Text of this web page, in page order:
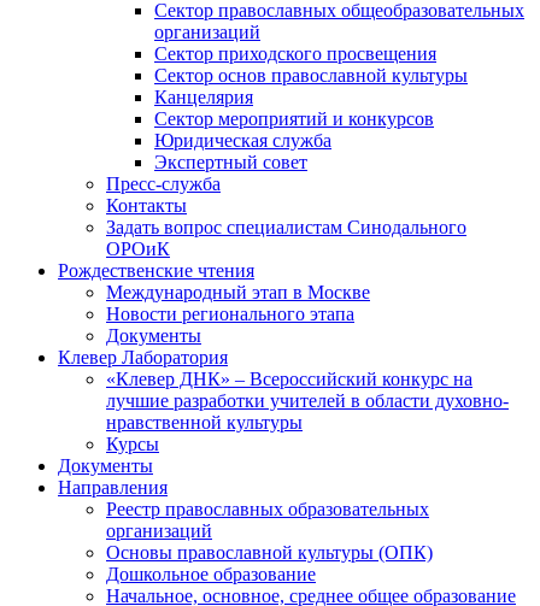
Сектор православных общеобразовательных
организаций
Сектор приходского просвещения
Сектор основ православной культуры
Канцелярия
Сектор мероприятий и конкурсов
Юридическая служба
Экспертный совет
Пресс-служба
Контакты
Задать вопрос специалистам Синодального
ОРОиК
Рождественские чтения
Международный этап в Москве
Новости регионального этапа
Документы
Клевер Лаборатория
«Клевер ДНК» – Всероссийский конкурс на
лучшие разработки учителей в области духовно-
нравственной культуры
Курсы
Документы
Направления
Реестр православных образовательных
организаций
Основы православной культуры (ОПК)
Дошкольное образование
Начальное, основное, среднее общее образование